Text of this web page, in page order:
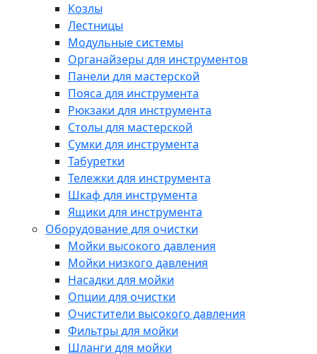
Козлы
Лестницы
Модульные системы
Органайзеры для инструментов
Панели для мастерской
Пояса для инструмента
Рюкзаки для инструмента
Столы для мастерской
Сумки для инструмента
Табуретки
Тележки для инструмента
Шкаф для инструмента
Ящики для инструмента
Оборудование для очистки
Мойки высокого давления
Мойки низкого давления
Насадки для мойки
Опции для очистки
Очистители высокого давления
Фильтры для мойки
Шланги для мойки